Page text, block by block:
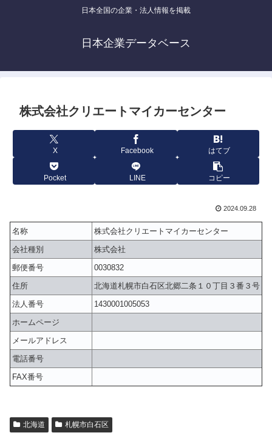
日本全国の企業・法人情報を掲載
日本企業データベース
株式会社クリエートマイカーセンター
X Facebook はてブ
Pocket LINE コピー
2024.09.28
名称
株式会社クリエートマイカーセンター
会社種別
株式会社
郵便番号
0030832
住所
北海道札幌市白石区北郷二条１０丁目３番３号
法人番号
1430001005053
ホームページ
メールアドレス
電話番号
FAX番号
北海道 札幌市白石区